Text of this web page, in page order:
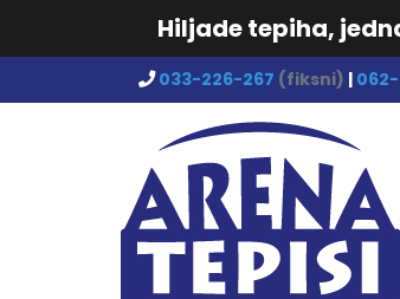
Hiljade tepiha,
033-226-267 (fiksni) |